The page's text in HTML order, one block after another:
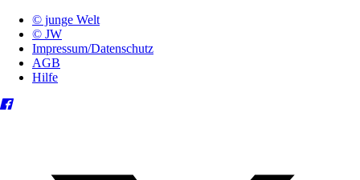
© junge Welt
© JW
Impressum/Datenschutz
AGB
Hilfe